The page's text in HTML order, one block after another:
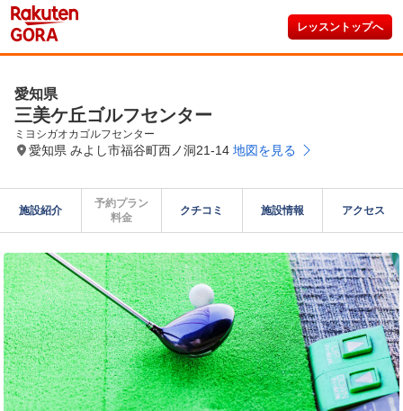
レッスントップへ
愛知県
三美ケ丘ゴルフセンター
ミヨシガオカゴルフセンター
愛知県 みよし市福谷町西ノ洞21-14 地図を見る
施設紹介
予約プラン
料金
クチコミ 施設情報 アクセス